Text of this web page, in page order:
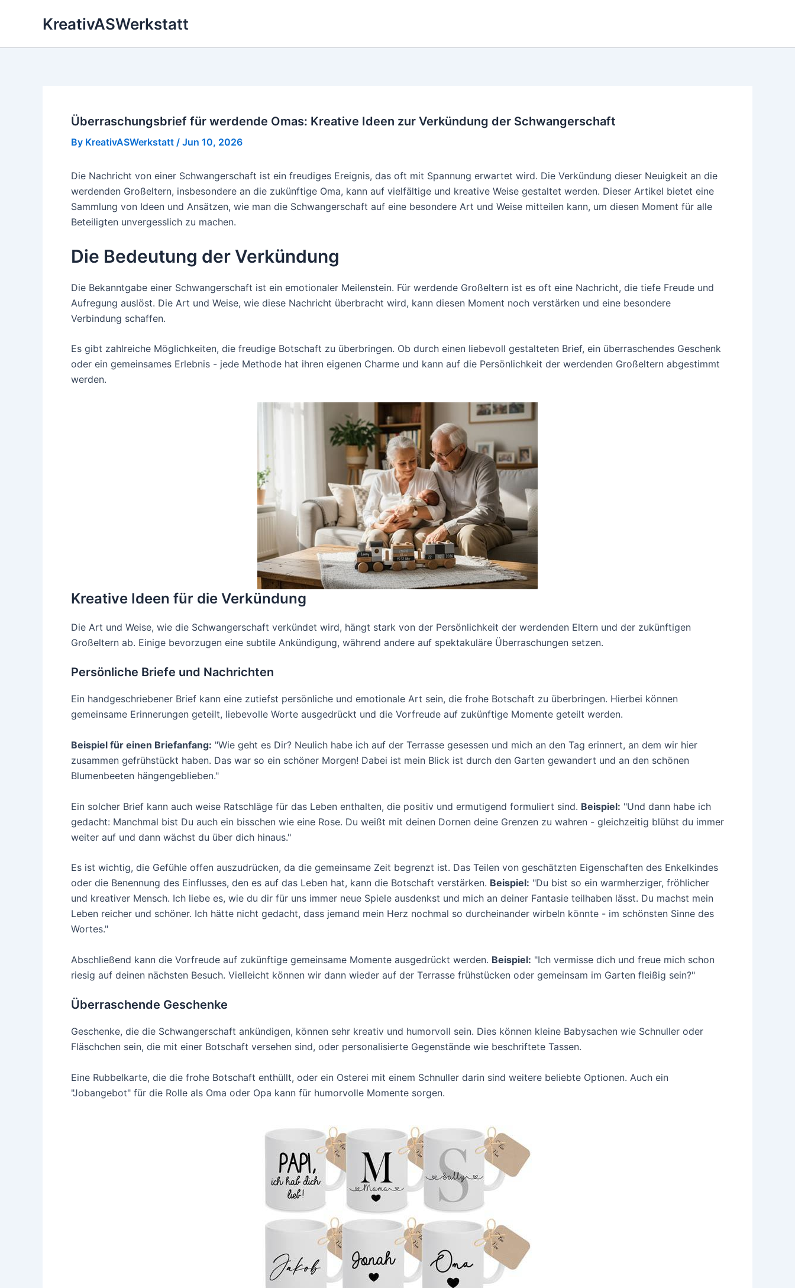
KreativASWerkstatt
Überraschungsbrief für werdende Omas: Kreative Ideen zur Verkündung der Schwangerschaft
By KreativASWerkstatt / Jun 10, 2026
Die Nachricht von einer Schwangerschaft ist ein freudiges Ereignis, das oft mit Spannung erwartet wird. Die Verkündung dieser Neuigkeit an die
werdenden Großeltern, insbesondere an die zukünftige Oma, kann auf vielfältige und kreative Weise gestaltet werden. Dieser Artikel bietet eine
Sammlung von Ideen und Ansätzen, wie man die Schwangerschaft auf eine besondere Art und Weise mitteilen kann, um diesen Moment für alle
Beteiligten unvergesslich zu machen.
Die Bedeutung der Verkündung
Die Bekanntgabe einer Schwangerschaft ist ein emotionaler Meilenstein. Für werdende Großeltern ist es oft eine Nachricht, die tiefe Freude und
Aufregung auslöst. Die Art und Weise, wie diese Nachricht überbracht wird, kann diesen Moment noch verstärken und eine besondere
Verbindung schaffen.
Es gibt zahlreiche Möglichkeiten, die freudige Botschaft zu überbringen. Ob durch einen liebevoll gestalteten Brief, ein überraschendes Geschenk
oder ein gemeinsames Erlebnis - jede Methode hat ihren eigenen Charme und kann auf die Persönlichkeit der werdenden Großeltern abgestimmt
werden.
Kreative Ideen für die Verkündung
Die Art und Weise, wie die Schwangerschaft verkündet wird, hängt stark von der Persönlichkeit der werdenden Eltern und der zukünftigen
Großeltern ab. Einige bevorzugen eine subtile Ankündigung, während andere auf spektakuläre Überraschungen setzen.
Persönliche Briefe und Nachrichten
Ein handgeschriebener Brief kann eine zutiefst persönliche und emotionale Art sein, die frohe Botschaft zu überbringen. Hierbei können
gemeinsame Erinnerungen geteilt, liebevolle Worte ausgedrückt und die Vorfreude auf zukünftige Momente geteilt werden.
Beispiel für einen Briefanfang: "Wie geht es Dir? Neulich habe ich auf der Terrasse gesessen und mich an den Tag erinnert, an dem wir hier
zusammen gefrühstückt haben. Das war so ein schöner Morgen! Dabei ist mein Blick ist durch den Garten gewandert und an den schönen
Blumenbeeten hängengeblieben."
Ein solcher Brief kann auch weise Ratschläge für das Leben enthalten, die positiv und ermutigend formuliert sind. Beispiel: "Und dann habe ich
gedacht: Manchmal bist Du auch ein bisschen wie eine Rose. Du weißt mit deinen Dornen deine Grenzen zu wahren - gleichzeitig blühst du immer
weiter auf und dann wächst du über dich hinaus."
Es ist wichtig, die Gefühle offen auszudrücken, da die gemeinsame Zeit begrenzt ist. Das Teilen von geschätzten Eigenschaften des Enkelkindes
oder die Benennung des Einflusses, den es auf das Leben hat, kann die Botschaft verstärken. Beispiel: "Du bist so ein warmherziger, fröhlicher
und kreativer Mensch. Ich liebe es, wie du dir für uns immer neue Spiele ausdenkst und mich an deiner Fantasie teilhaben lässt. Du machst mein
Leben reicher und schöner. Ich hätte nicht gedacht, dass jemand mein Herz nochmal so durcheinander wirbeln könnte - im schönsten Sinne des
Wortes."
Abschließend kann die Vorfreude auf zukünftige gemeinsame Momente ausgedrückt werden. Beispiel: "Ich vermisse dich und freue mich schon
riesig auf deinen nächsten Besuch. Vielleicht können wir dann wieder auf der Terrasse frühstücken oder gemeinsam im Garten fleißig sein?"
Überraschende Geschenke
Geschenke, die die Schwangerschaft ankündigen, können sehr kreativ und humorvoll sein. Dies können kleine Babysachen wie Schnuller oder
Fläschchen sein, die mit einer Botschaft versehen sind, oder personalisierte Gegenstände wie beschriftete Tassen.
Eine Rubbelkarte, die die frohe Botschaft enthüllt, oder ein Osterei mit einem Schnuller darin sind weitere beliebte Optionen. Auch ein
"Jobangebot" für die Rolle als Oma oder Opa kann für humorvolle Momente sorgen.